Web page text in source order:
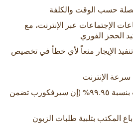
الإجتماعات عبر الإنترنت، مع
الحجز الفوري
الإيجار منعاً لأي خطأ في تخصيص
٧ - ضمانة جهوزية الإنترنت بنسبة ٩٩.٩٥% (إن سيرفكورب تضمن